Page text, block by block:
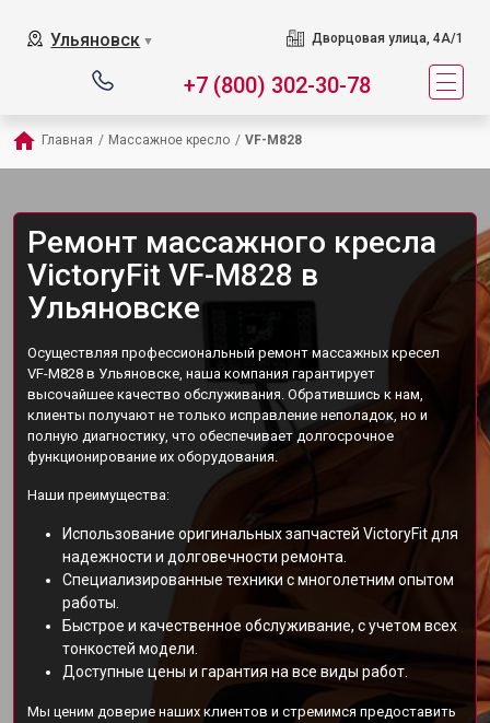
Ульяновск ▼ Дворцовая улица, 4А/1
+7 (800) 302-30-78
Главная / Массажное кресло / VF-M828
Ремонт массажного кресла
VictoryFit VF-M828 в
Ульяновске
Осуществляя профессиональный ремонт массажных кресел
VF-M828 в Ульяновске, наша компания гарантирует
высочайшее качество обслуживания. Обратившись к нам,
клиенты получают не только исправление неполадок, но и
полную диагностику, что обеспечивает долгосрочное
функционирование их оборудования.
Наши преимущества:
Использование оригинальных запчастей VictoryFit для
надежности и долговечности ремонта.
Специализированные техники с многолетним опытом
работы.
Быстрое и качественное обслуживание, с учетом всех
тонкостей модели.
Доступные цены и гарантия на все виды работ.
Мы ценим доверие наших клиентов и стремимся предоставить